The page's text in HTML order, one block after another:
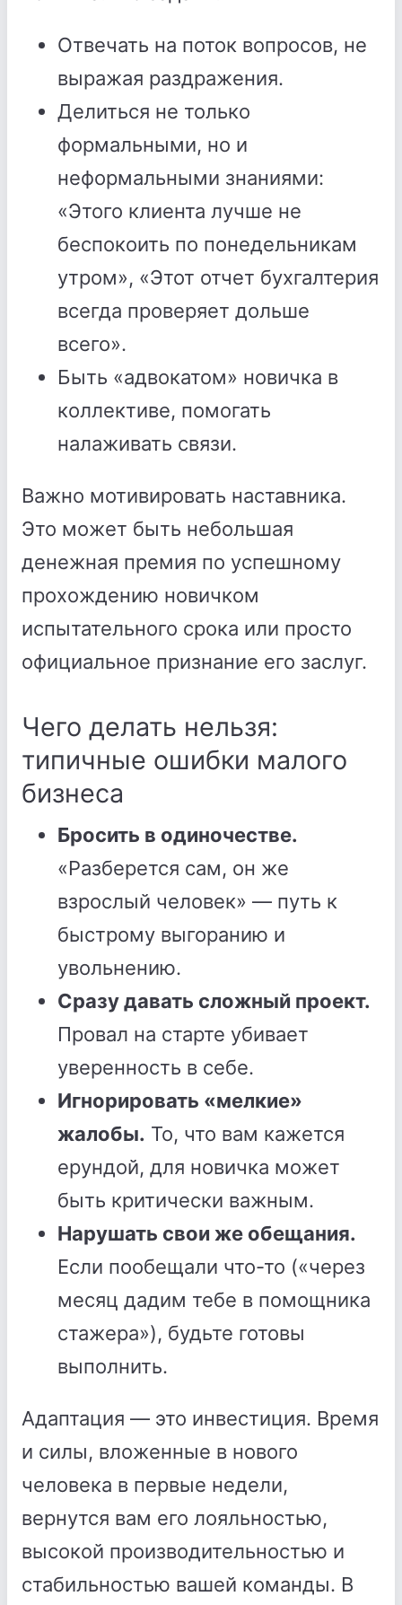
Отвечать на поток вопросов, не
выражая раздражения.
Делиться не только
формальными, но и
неформальными знаниями:
«Этого клиента лучше не
беспокоить по понедельникам
утром», «Этот отчет бухгалтерия
всегда проверяет дольше
всего».
Быть «адвокатом» новичка в
коллективе, помогать
налаживать связи.
Важно мотивировать наставника.
Это может быть небольшая
денежная премия по успешному
прохождению новичком
испытательного срока или просто
официальное признание его заслуг.
Чего делать нельзя:
типичные ошибки малого
бизнеса
Бросить в одиночестве.
«Разберется сам, он же
взрослый человек» — путь к
быстрому выгоранию и
увольнению.
Сразу давать сложный проект.
Провал на старте убивает
уверенность в себе.
Игнорировать «мелкие»
жалобы. То, что вам кажется
ерундой, для новичка может
быть критически важным.
Нарушать свои же обещания.
Если пообещали что-то («через
месяц дадим тебе в помощника
стажера»), будьте готовы
выполнить.
Адаптация — это инвестиция. Время
и силы, вложенные в нового
человека в первые недели,
вернутся вам его лояльностью,
высокой производительностью и
стабильностью вашей команды. В